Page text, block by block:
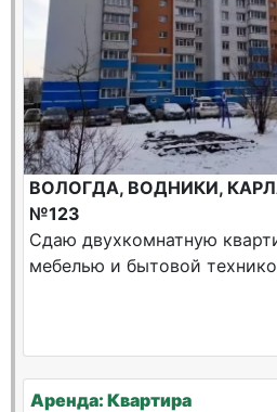
ВОЛОГДА, ВОДНИКИ,
№123
Сдаю двухкомнатную
мебелью и бытовой
Аренда: Квартира